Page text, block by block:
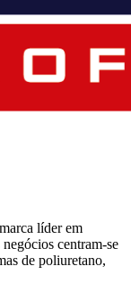
líder em
centram-se
de poliuretano,